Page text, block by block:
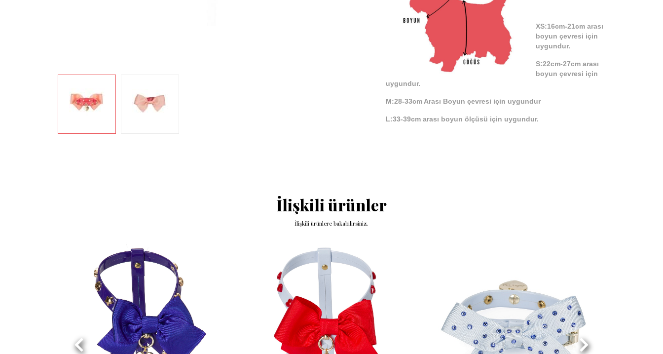
XS:16cm-21cm arası
boyun çevresi için
uygundur.
S:22cm-27cm arası
boyun çevresi için
uygundur.
M:28-33cm Arası Boyun çevresi için uygundur
L:33-39cm arası boyun ölçüsü için uygundur.
İlişkili ürünler
İlişkili ürünlere bakabilirsiniz.